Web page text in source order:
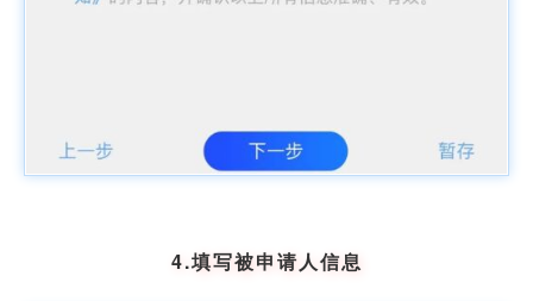
4.填写被申请人信息